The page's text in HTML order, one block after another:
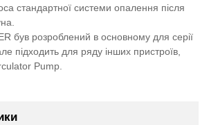
стандартної системи опалення після
був розроблений в основному для серії
підходить для ряду інших пристроїв,
Pump